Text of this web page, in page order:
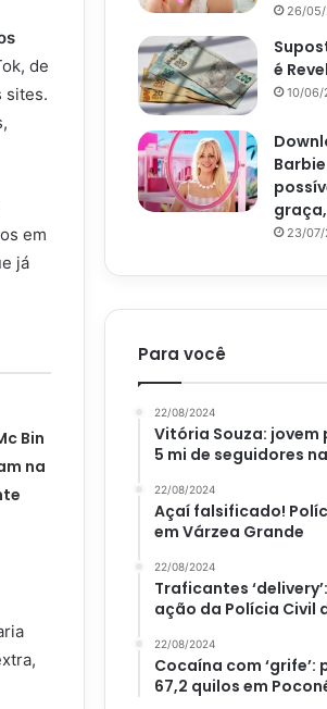
de
sites.
em
já
Bin
na
26/
é
10/06/
23/
Para você
22/08/2024
Vitória Souza:
5 mi de seguidores
22/08/2024
Açaí falsificado!
em Várzea Grande
22/08/2024
Traficantes
ação da Polícia Civil
22/08/2024
Cocaína com
67,2 quilos em